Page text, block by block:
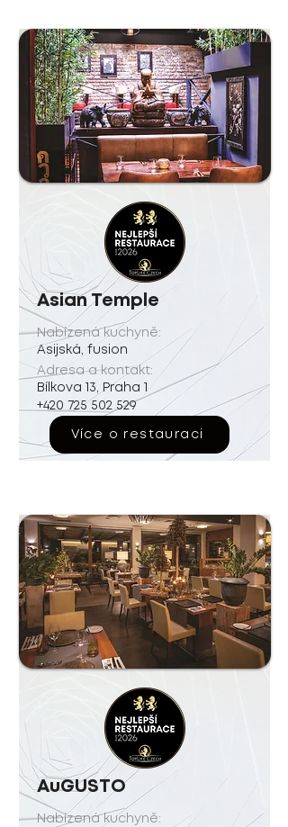
Asian Temple
Nabízená kuchyně:
Asijská, fusion
Adresa a kontakt:
Bílkova 13, Praha 1
+420 725 502 529
Více o restauraci
AuGUSTO
Nabízená kuchyně: